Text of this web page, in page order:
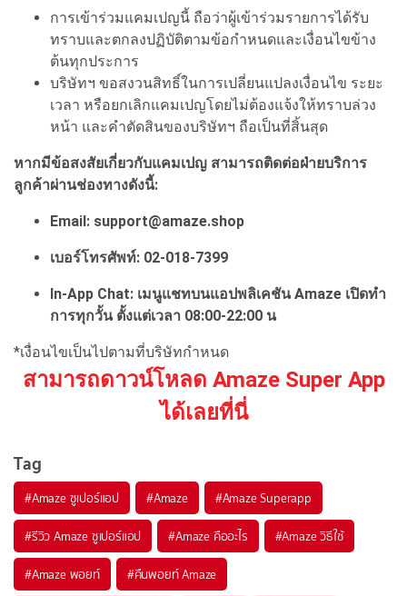
การเข้าร่วมแคมเปญนี้ ถือว่าผู้เข้าร่วมรายการได้รับ
ทราบและตกลงปฏิบัติตามข้อกำหนดและเงื่อนไขข้าง
ต้นทุกประการ
บริษัทฯ ขอสงวนสิทธิ์ในการเปลี่ยนแปลงเงื่อนไข ระยะ
เวลา หรือยกเลิกแคมเปญโดยไม่ต้องแจ้งให้ทราบล่วง
หน้า และคำตัดสินของบริษัทฯ ถือเป็นที่สิ้นสุด
หากมีข้อสงสัยเกี่ยวกับแคมเปญ สามารถติดต่อฝ่ายบริการ
ลูกค้าผ่านช่องทางดังนี้:
Email: support@amaze.shop
เบอร์โทรศัพท์: 02-018-7399
In-App Chat: เมนูแชทบนแอปพลิเคชัน Amaze เปิดทำ
การทุกวั้น ตั้งแต่เวลา 08:00-22:00 น
*เงื่อนไขเป็นไปตามที่บริษัทกำหนด
สามารถดาวน์โหลด Amaze Super App
ได้เลยที่นี่
Tag
#Amaze ซูเปอร์แอป #Amaze #Amaze Superapp
#รีวิว Amaze ซูเปอร์แอป #Amaze คืออะไร #Amaze วิธีใช้
#Amaze พอยท์ #คืนพอยท์ Amaze